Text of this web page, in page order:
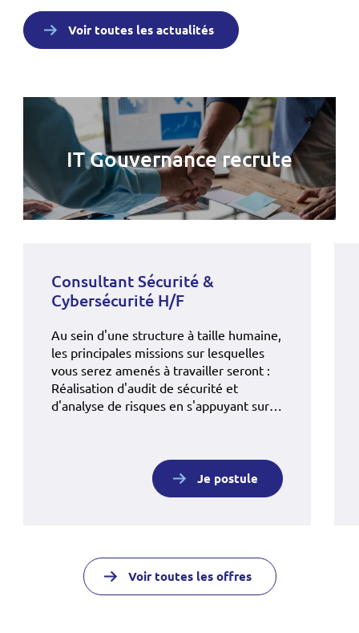
Voir toutes les actualités
IT Gouvernance recrute
Consultant Sécurité &
Cybersécurité H/F
Au sein d'une structure à taille humaine,
les principales missions sur lesquelles
vous serez amenés à travailler seront :
Réalisation d'audit de sécurité et
d'analyse de risques en s'appuyant sur la
Systèmes d'Information et de chartes,
accompagnement de clients dans la
mise en place de Système de
Je postule
Voir toutes les offres